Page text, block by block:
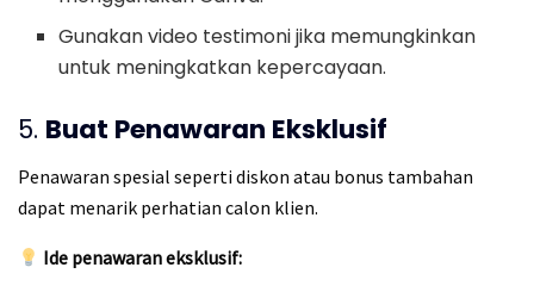
Gunakan video testimoni jika memungkinkan
untuk meningkatkan kepercayaan.
5. Buat Penawaran Eksklusif
Penawaran spesial seperti diskon atau bonus tambahan
dapat menarik perhatian calon klien.
Ide penawaran eksklusif: